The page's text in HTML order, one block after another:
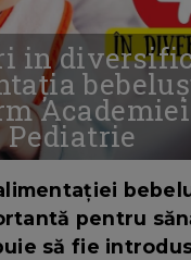
in
Pediatrie
pentru
să fie